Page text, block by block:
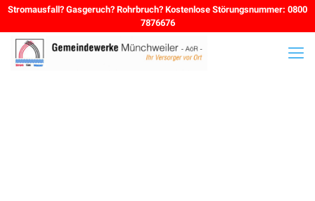
Stromausfall? Gasgeruch? Rohrbruch? Kostenlose Störungsnummer: 0800
7876676